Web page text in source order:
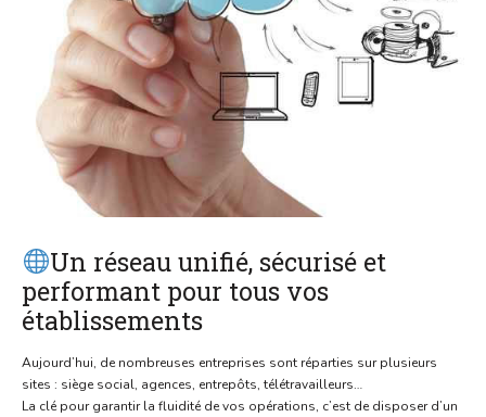
Un réseau unifié, sécurisé et
performant pour tous vos
établissements
Aujourd’hui, de nombreuses entreprises sont réparties sur plusieurs
sites : siège social, agences, entrepôts, télétravailleurs…
La clé pour garantir la fluidité de vos opérations, c’est de disposer d’un